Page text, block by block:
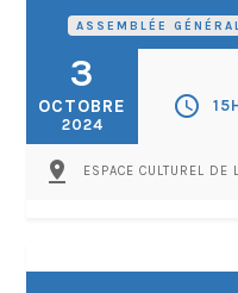
ASSEMBLÉE
3
OCTOBRE
2024
schedule
pin_drop ESPACE CULTUREL DE